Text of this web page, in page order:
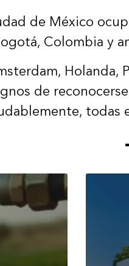
de México
Colombia y
Holanda,
de
todas